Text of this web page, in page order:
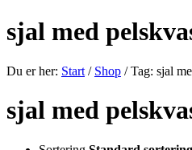
sjal med
Du er her: Start / Shop / Tag: sjal
sjal med